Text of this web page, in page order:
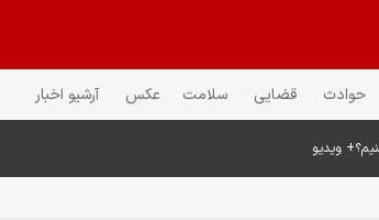
حوادث قضایی سلامت عکس آرشیو اخبار
ویدیو